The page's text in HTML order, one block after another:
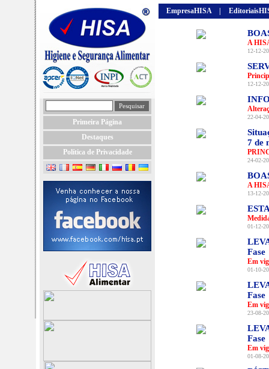
Primeira Página
Destaques
Política de Privacidade
EmpresaHISA
A
12-12-
12-12-
22-04-
7 de
24-02-
A
13-12-
01-12-
Fase
Em
01-10-
Fase
Em
23-08-
Fase
Em
01-08-